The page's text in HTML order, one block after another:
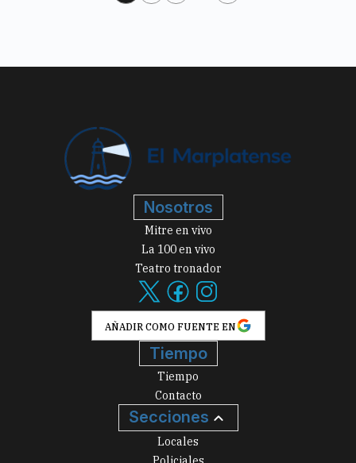
Nosotros
Mitre en vivo
La 100 en vivo
Teatro tronador
AÑADIR COMO FUENTE EN
Tiempo
Tiempo
Contacto
Secciones
Locales